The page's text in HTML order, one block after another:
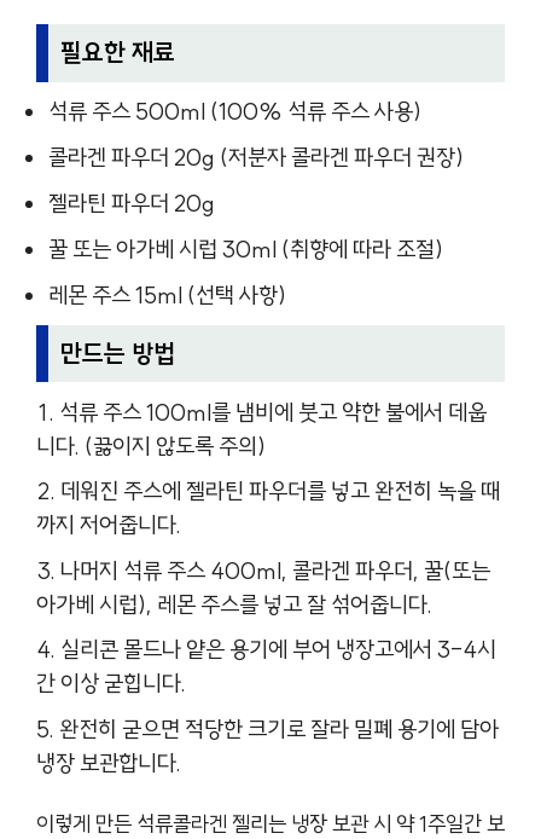
필요한 재료
석류 주스 500ml (100% 석류 주스 사용)
콜라겐 파우더 20g (저분자 콜라겐 파우더 권장)
젤라틴 파우더 20g
꿀 또는 아가베 시럽 30ml (취향에 따라 조절)
레몬 주스 15ml (선택 사항)
만드는 방법
석류 주스 100ml를 냄비에 붓고 약한 불에서 데웁
니다. (끓이지 않도록 주의)
데워진 주스에 젤라틴 파우더를 넣고 완전히 녹을 때
까지 저어줍니다.
나머지 석류 주스 400ml, 콜라겐 파우더, 꿀(또는
아가베 시럽), 레몬 주스를 넣고 잘 섞어줍니다.
실리콘 몰드나 얕은 용기에 부어 냉장고에서 3-4시
간 이상 굳힙니다.
완전히 굳으면 적당한 크기로 잘라 밀폐 용기에 담아
냉장 보관합니다.
이렇게 만든 석류콜라겐 젤리는 냉장 보관 시 약 1주일간 보